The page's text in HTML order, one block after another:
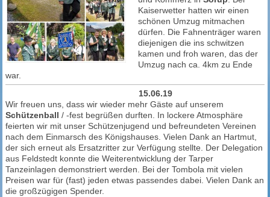
Kaiserwetter hatten wir einen
schönen Umzug mitmachen
dürfen. Die Fahnenträger waren
diejenigen die ins schwitzen
kamen und froh waren, das der
Umzug nach ca. 4km zu Ende
war.
15.06.19
Wir freuen uns, dass wir wieder mehr Gäste auf unserem
Schützenball / -fest begrüßen durften. In lockere Atmosphäre
feierten wir mit unser Schützenjugend und befreundeten Vereinen
nach dem Einmarsch des Königshauses. Vielen Dank an Hartmut,
der sich erneut als Ersatzritter zur Verfügung stellte. Der Delegation
aus Feldstedt konnte die Weiterentwicklung der Tarper
Tanzeinlagen demonstriert werden. Bei der Tombola mit vielen
Preisen war für (fast) jeden etwas passendes dabei. Vielen Dank an
die großzügigen Spender.